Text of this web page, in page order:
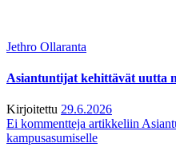
Jethro Ollaranta
Asiantuntijat kehittävät uutta
Kirjoitettu 29.6.2026
Ei kommentteja artikkeliin
kampusasumiselle